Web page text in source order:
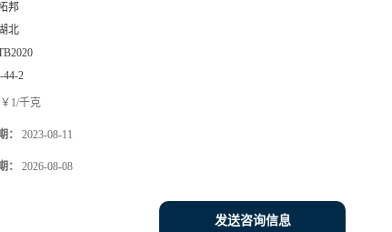
邦
北
44-2
￥1/千克
： 2023-08-11
： 2026-08-08
发送咨询信息